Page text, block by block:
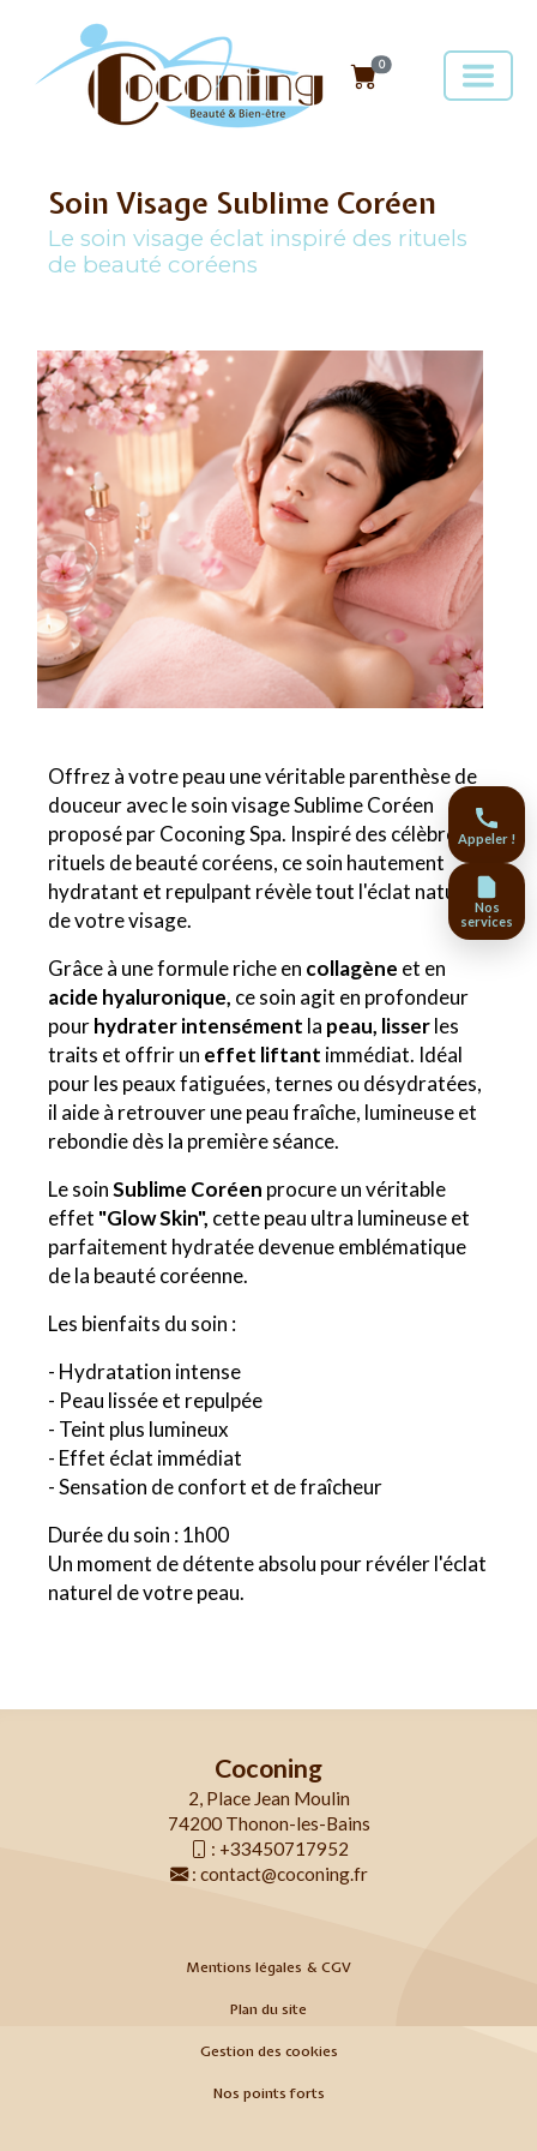
0
Soin Visage Sublime Coréen
Le soin visage éclat inspiré des rituels
de beauté coréens
Offrez à votre peau une véritable parenthèse de
douceur avec le soin visage Sublime Coréen
proposé par Coconing Spa. Inspiré des célèbres
rituels de beauté coréens, ce soin hautement
hydratant et repulpant révèle tout l'éclat naturel
de votre visage.
Grâce à une formule riche en collagène et en
acide hyaluronique, ce soin agit en profondeur
pourhydrater intensément la peau, lisserles
traits et offrir un effet liftant immédiat. Idéal
pour les peaux fatiguées, ternes ou désydratées,
il aide à retrouver une peau fraîche, lumineuse et
rebondie dès la première séance.
Le soinSublime Coréen procure un véritable
effet "Glow Skin", cette peau ultra lumineuse et
parfaitement hydratée devenue emblématique
de la beauté coréenne.
Les bienfaits du soin :
- Hydratation intense
- Peau lissée et repulpée
- Teint plus lumineux
- Effet éclat immédiat
- Sensation de confort et de fraîcheur
Durée du soin : 1h00
Un moment de détente absolu pour révéler l'éclat
naturel de votre peau.
Coconing
2, Place Jean Moulin
74200 Thonon-les-Bains
: +33450717952
: contact@coconing.fr
Mentions légales & CGV
Plan du site
Gestion des cookies
Nos points forts
Appeler !
Nos
services